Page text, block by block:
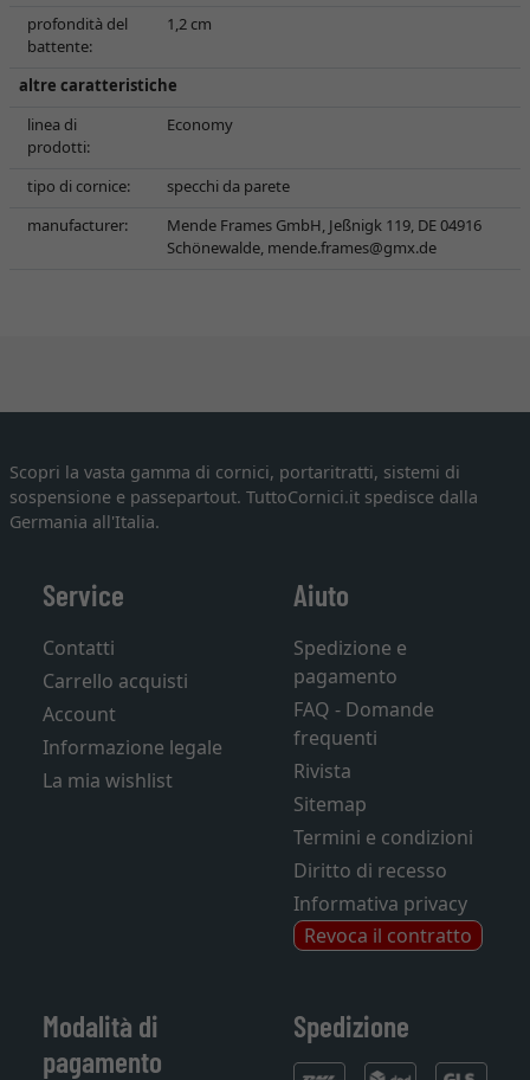
profondità del
battente:
1,2 cm
altre caratteristiche
linea di
prodotti:
Economy
tipo di cornice:
specchi da parete
manufacturer:
Mende Frames GmbH, Jeßnigk 119, DE 04916
Schönewalde, mende.frames@gmx.de
Scopri la vasta gamma di cornici, portaritratti, sistemi di
sospensione e passepartout. TuttoCornici.it spedisce dalla
Germania all'Italia.
Service
Contatti
Carrello acquisti
Account
Informazione legale
La mia wishlist
Aiuto
Spedizione e
pagamento
FAQ - Domande
frequenti
Rivista
Sitemap
Termini e condizioni
Diritto di recesso
Informativa privacy
Revoca il contratto
Modalità di
pagamento
Spedizione